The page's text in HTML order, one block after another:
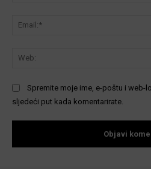
Spremite moje ime, e-poštu i web-
sljedeći put kada komentarirate.